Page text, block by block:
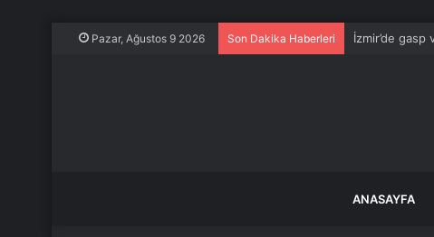
Pazar, Ağustos 9 2026 Son Dakika Haberleri İzmir’de gasp
ANASAYFA